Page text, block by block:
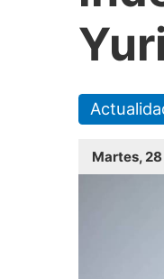
Martes,